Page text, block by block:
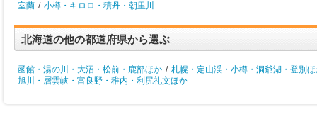
室蘭 / 小樽・キロロ・積丹・朝里川
北海道の他の都道府県から選ぶ
函館・湯の川・大沼・松前・鹿部ほか / 札幌・定山渓・小樽・洞爺湖・登別
旭川・層雲峡・富良野・稚内・利尻礼文ほか